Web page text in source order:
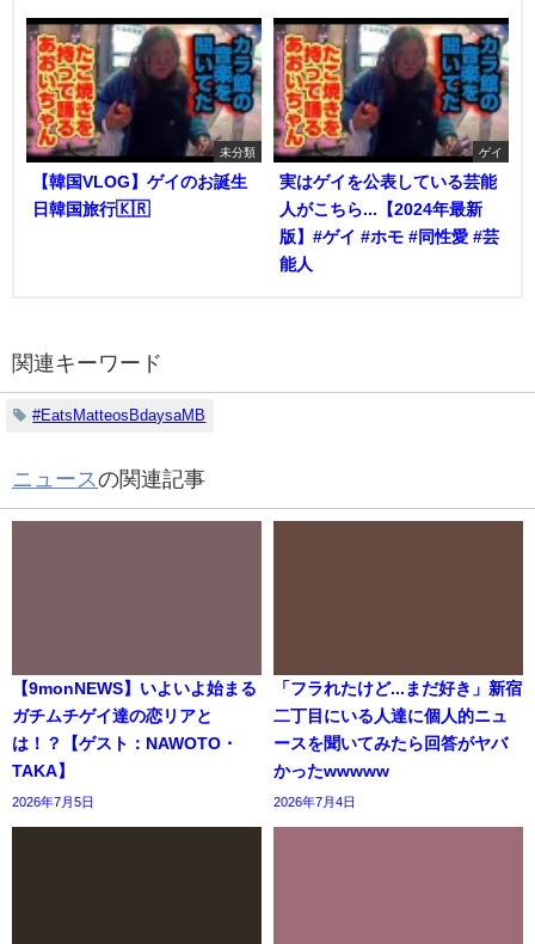
未分類
【韓国VLOG】ゲイのお誕生
日韓国旅行🇰🇷
ゲイ
実はゲイを公表している芸能
人がこちら...【2024年最新
版】#ゲイ #ホモ #同性愛 #芸
能人
関連キーワード
#EatsMatteosBdaysaMB
ニュースの関連記事
【9monNEWS】いよいよ始まる
ガチムチゲイ達の恋リアと
は！？【ゲスト：NAWOTO・
TAKA】
2026年7月5日
「フラれたけど...まだ好き」新宿
二丁目にいる人達に個人的ニュ
ースを聞いてみたら回答がヤバ
かったwwwww
2026年7月4日